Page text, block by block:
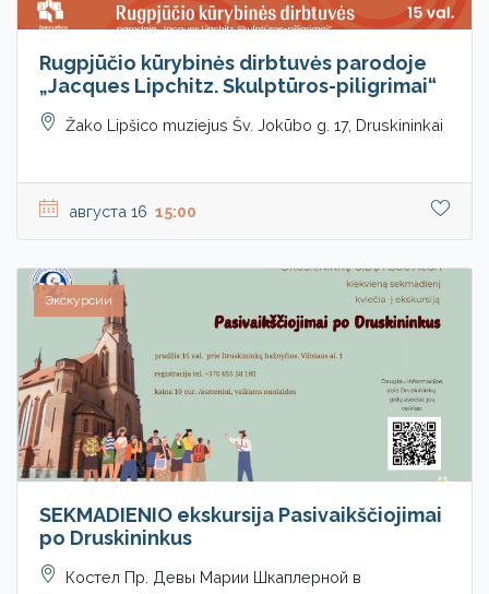
Rugpjūčio kūrybinės dirbtuvės parodoje
„Jacques Lipchitz. Skulptūros-piligrimai“
Žako Lipšico muziejus Šv. Jokūbo g. 17, Druskininkai
августа 16 15:00
Экскурсии
SEKMADIENIO ekskursija Pasivaikščiojimai
po Druskininkus
Костел Пр. Девы Марии Шкаплерной в